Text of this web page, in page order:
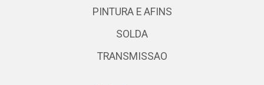
PINTURA E AFINS
SOLDA
TRANSMISSAO